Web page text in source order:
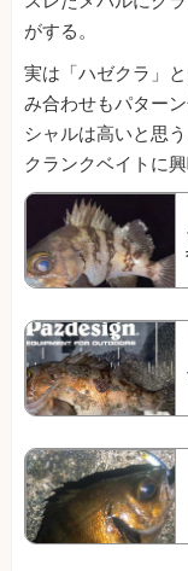
がする。
実は「ハゼクラ」
み合わせもパター
シャルは高いと思
クランクベイトに